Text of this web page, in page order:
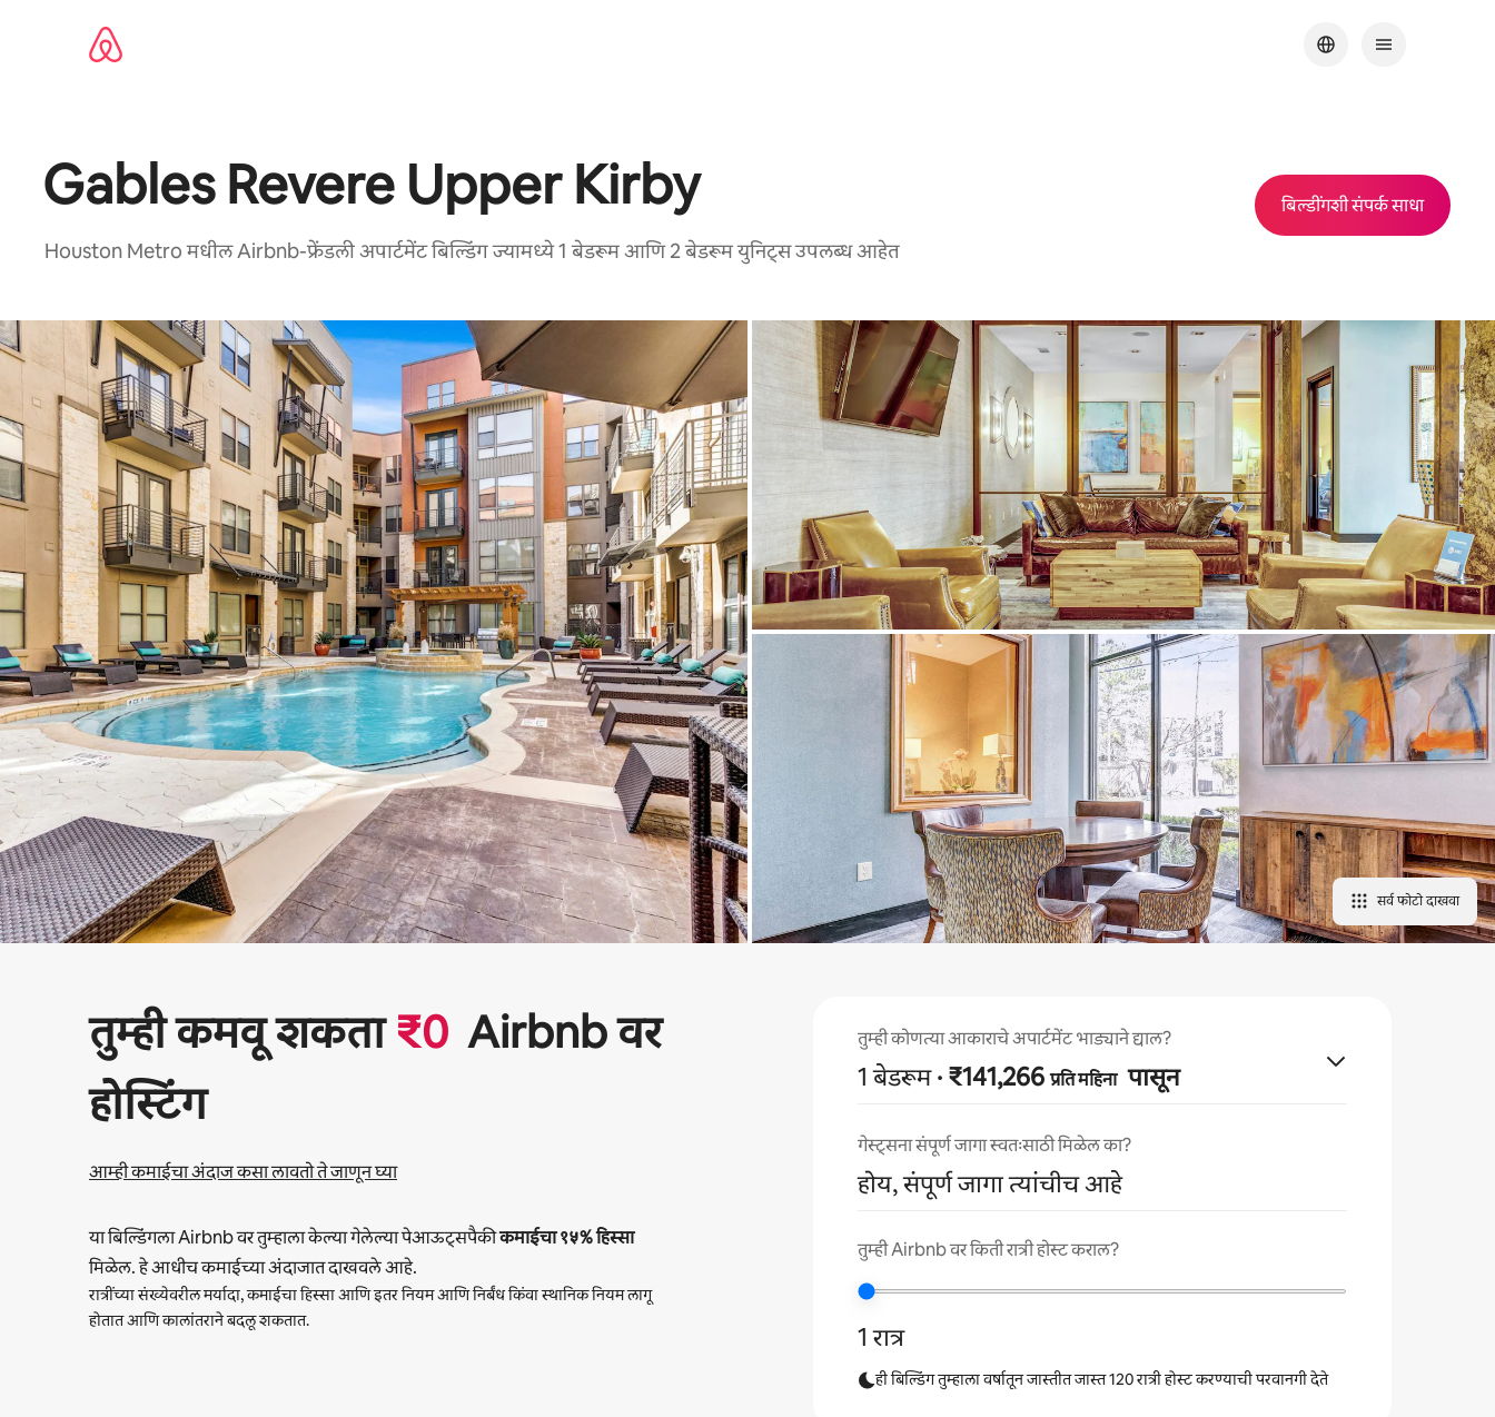
Gables Revere Upper Kirby
Houston Metro मधील Airbnb-फ्रेंडली अपार्टमेंट बिल्डिंग ज्यामध्ये 1 बेडरूम आणि 2 बेडरूम युनिट्स उपलब्ध आहेत
बिल्डींगशी संपर्क साधा
सर्व फोटो दाखवा
तुम्‍ही कमवू शकता ₹0 Airbnb वर
होस्टिंग
आम्ही कमाईचा अंदाज कसा लावतो ते जाणून घ्या
या बिल्डिंगला Airbnb वर तुम्हाला केल्या गेलेल्या पेआऊट्सपैकीकमाईचा१५%हिस्सा
मिळेल. हे आधीच कमाईच्या अंदाजात दाखवले आहे.
रात्रींच्या संख्येवरील मर्यादा, कमाईचा हिस्सा आणि इतर नियम आणि निर्बंध किंवा स्थानिक नियम लागू
होतात आणि कालांतराने बदलू शकतात.
तुम्ही कोणत्या आकाराचे अपार्टमेंट भाड्याने द्याल?
1 बेडरूम · ₹141,266प्रति महिनापासून
गेस्ट्सना संपूर्ण जागा स्वतःसाठी मिळेल का?
होय, संपूर्ण जागा त्यांचीच आहे
तुम्ही Airbnb वर किती रात्री होस्ट कराल?
1 रात्र
ही बिल्डिंग तुम्हाला वर्षातून जास्तीत जास्त 120 रात्री होस्ट करण्याची परवानगी देते